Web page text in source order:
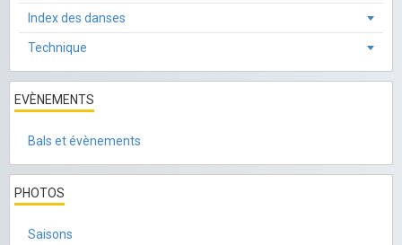
Index des danses
Technique
EVÈNEMENTS
Bals et évènements
PHOTOS
Saisons